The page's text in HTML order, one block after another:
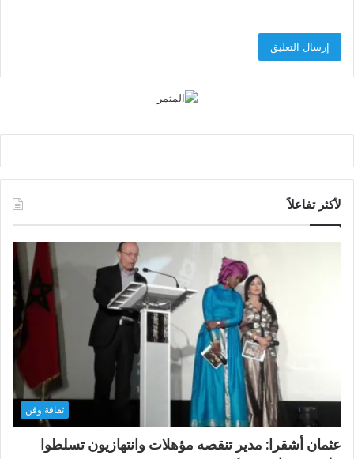
لأكثر تفاعلاً
ثقافة وفن
عثمان أشقرا: مدير تنقصه مؤهلات وانتهازيون تسلطوا